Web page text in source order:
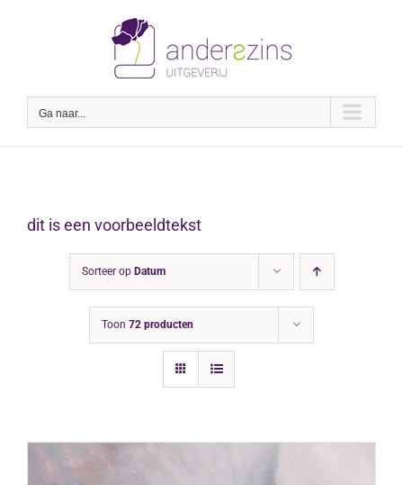
Ga naar...
dit is een voorbeeldtekst
Sorteer op Datum
Toon 72 producten